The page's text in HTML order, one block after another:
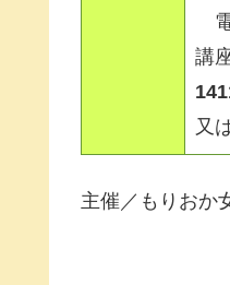
電
講
又
主催／もりおか